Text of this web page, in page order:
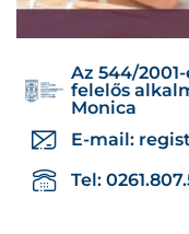
Az 544/
felelős
Monica
E-mail:
Tel: